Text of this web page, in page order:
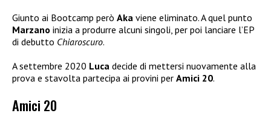
Giunto ai Bootcamp però Aka viene eliminato. A quel punto
Marzano inizia a produrre alcuni singoli, per poi lanciare l’EP
di debutto Chiaroscuro.
A settembre 2020 Luca decide di mettersi nuovamente alla
prova e stavolta partecipa ai provini per Amici 20.
Amici 20